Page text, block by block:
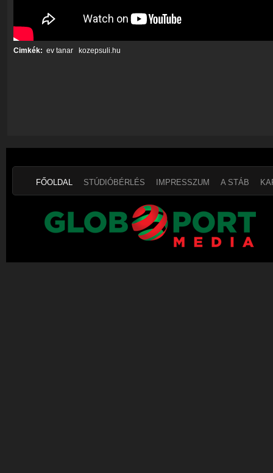
Cimkék: ev tanar kozepsuli.hu
FŐOLDAL STÚDIÓBÉRLÉS IMPRESSZUM A STÁB